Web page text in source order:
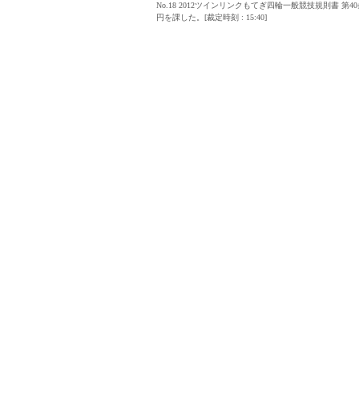
No.18 2012ツインリンクもてぎ四輪一般競技規則書 第
円を課した。[裁定時刻 : 15:40]